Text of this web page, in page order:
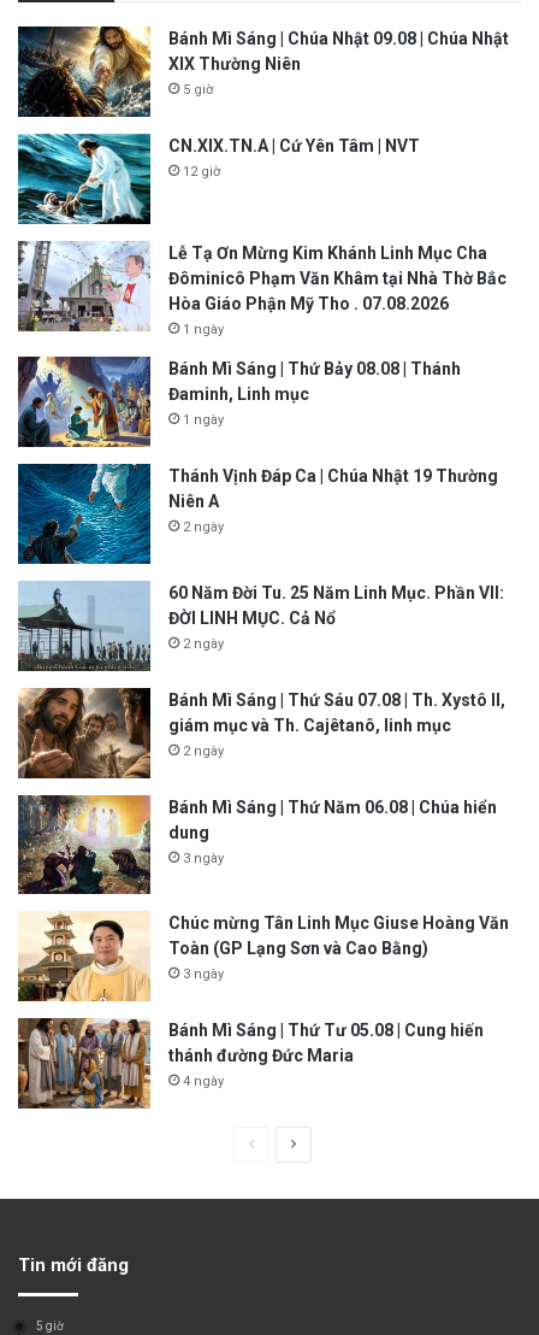
Bánh Mì Sáng | Chúa Nhật 09.08 | Chúa Nhật
XIX Thường Niên
5 giờ
CN.XIX.TN.A | Cứ Yên Tâm | NVT
12 giờ
Lễ Tạ Ơn Mừng Kim Khánh Linh Mục Cha
Đôminicô Phạm Văn Khâm tại Nhà Thờ Bắc
Hòa Giáo Phận Mỹ Tho . 07.08.2026
1 ngày
Bánh Mì Sáng | Thứ Bảy 08.08 | Thánh
Đaminh, Linh mục
1 ngày
Thánh Vịnh Đáp Ca | Chúa Nhật 19 Thường
Niên A
2 ngày
60 Năm Đời Tu. 25 Năm Linh Mục. Phần VII:
ĐỜI LINH MỤC. Cả Nổ
2 ngày
Bánh Mì Sáng | Thứ Sáu 07.08 | Th. Xystô II,
giám mục và Th. Cajêtanô, linh mục
2 ngày
Bánh Mì Sáng | Thứ Năm 06.08 | Chúa hiển
dung
3 ngày
Chúc mừng Tân Linh Mục Giuse Hoàng Văn
Toàn (GP Lạng Sơn và Cao Bằng)
3 ngày
Bánh Mì Sáng | Thứ Tư 05.08 | Cung hiến
thánh đường Đức Maria
4 ngày
Tin mới đăng
5 giờ